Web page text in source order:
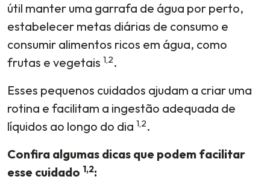
útil manter uma garrafa de água por perto,
estabelecer metas diárias de consumo e
consumir alimentos ricos em água, como
frutas e vegetais 1,2.
Esses pequenos cuidados ajudam a criar uma
rotina e facilitam a ingestão adequada de
líquidos ao longo do dia 1,2.
Confira algumas dicas que podem facilitar
esse cuidado 1,2: